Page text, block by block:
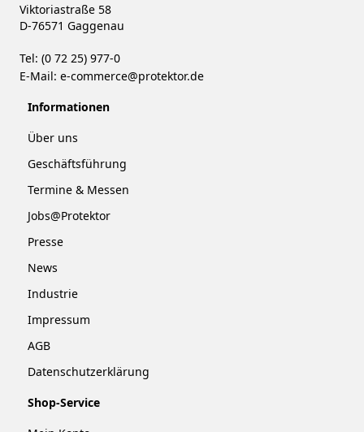
Viktoriastraße 58
D-76571 Gaggenau
Tel: (0 72 25) 977-0
E-Mail: e-commerce@protektor.de
Informationen
Über uns
Geschäftsführung
Termine & Messen
Jobs@Protektor
Presse
News
Industrie
Impressum
AGB
Datenschutzerklärung
Shop-Service